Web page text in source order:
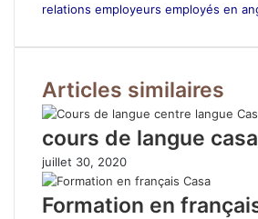
relations employeurs employés en
Articles similaires
cours de langue casa
juillet 30, 2020
Formation en